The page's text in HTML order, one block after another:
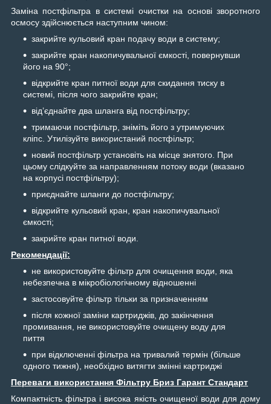
Заміна постфільтра в системі очистки на основі зворотного
осмосу здійснюється наступним чином:
закрийте кульовий кран подачу води в систему;
закрийте кран накопичувальної ємкості, повернувши
його на 90°;
відкрийте кран питної води для скидання тиску в
системі, після чого закрийте кран;
від’єднайте два шланга від постфільтру;
тримаючи постфільтр, зніміть його з утримуючих
кліпс. Утилізуйте використаний постфільтр;
новий постфільтр установіть на місце знятого. При
цьому слідкуйте за направленням потоку води (вказано
на корпусі постфільтру);
приєднайте шланги до постфільтру;
відкрийте кульовий кран, кран накопичувальної
ємкості;
закрийте кран питної води.
Рекомендації:
не використовуйте фільтр для очищення води, яка
небезпечна в мікробіологічному відношенні
застосовуйте фільтр тільки за призначенням
після кожної заміни картриджів, до закінчення
промивання, не використовуйте очищену воду для
пиття
при відключенні фільтра на тривалий термін (більше
одного тижня), необхідно витягти змінні картриджі
Переваги використання Фільтру Бриз Гарант Стандарт
Компактність фільтра і висока якість очищеної води для дому